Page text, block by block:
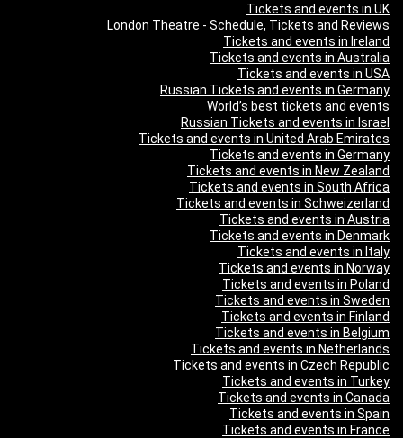
Tickets and events in UK
London Theatre - Schedule, Tickets and Reviews
Tickets and events in Ireland
Tickets and events in Australia
Tickets and events in USA
Russian Tickets and events in Germany
World’s best tickets and events
Russian Tickets and events in Israel
Tickets and events in United Arab Emirates
Tickets and events in Germany
Tickets and events in New Zealand
Tickets and events in South Africa
Tickets and events in Schweizerland
Tickets and events in Austria
Tickets and events in Denmark
Tickets and events in Italy
Tickets and events in Norway
Tickets and events in Poland
Tickets and events in Sweden
Tickets and events in Finland
Tickets and events in Belgium
Tickets and events in Netherlands
Tickets and events in Czech Republic
Tickets and events in Turkey
Tickets and events in Canada
Tickets and events in Spain
Tickets and events in France